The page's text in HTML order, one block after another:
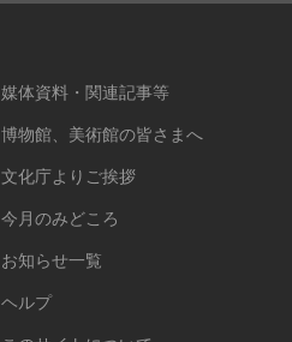
媒体資料・関連記事等
博物館、美術館の皆さまへ
文化庁よりご挨拶
今月のみどころ
お知らせ一覧
ヘルプ